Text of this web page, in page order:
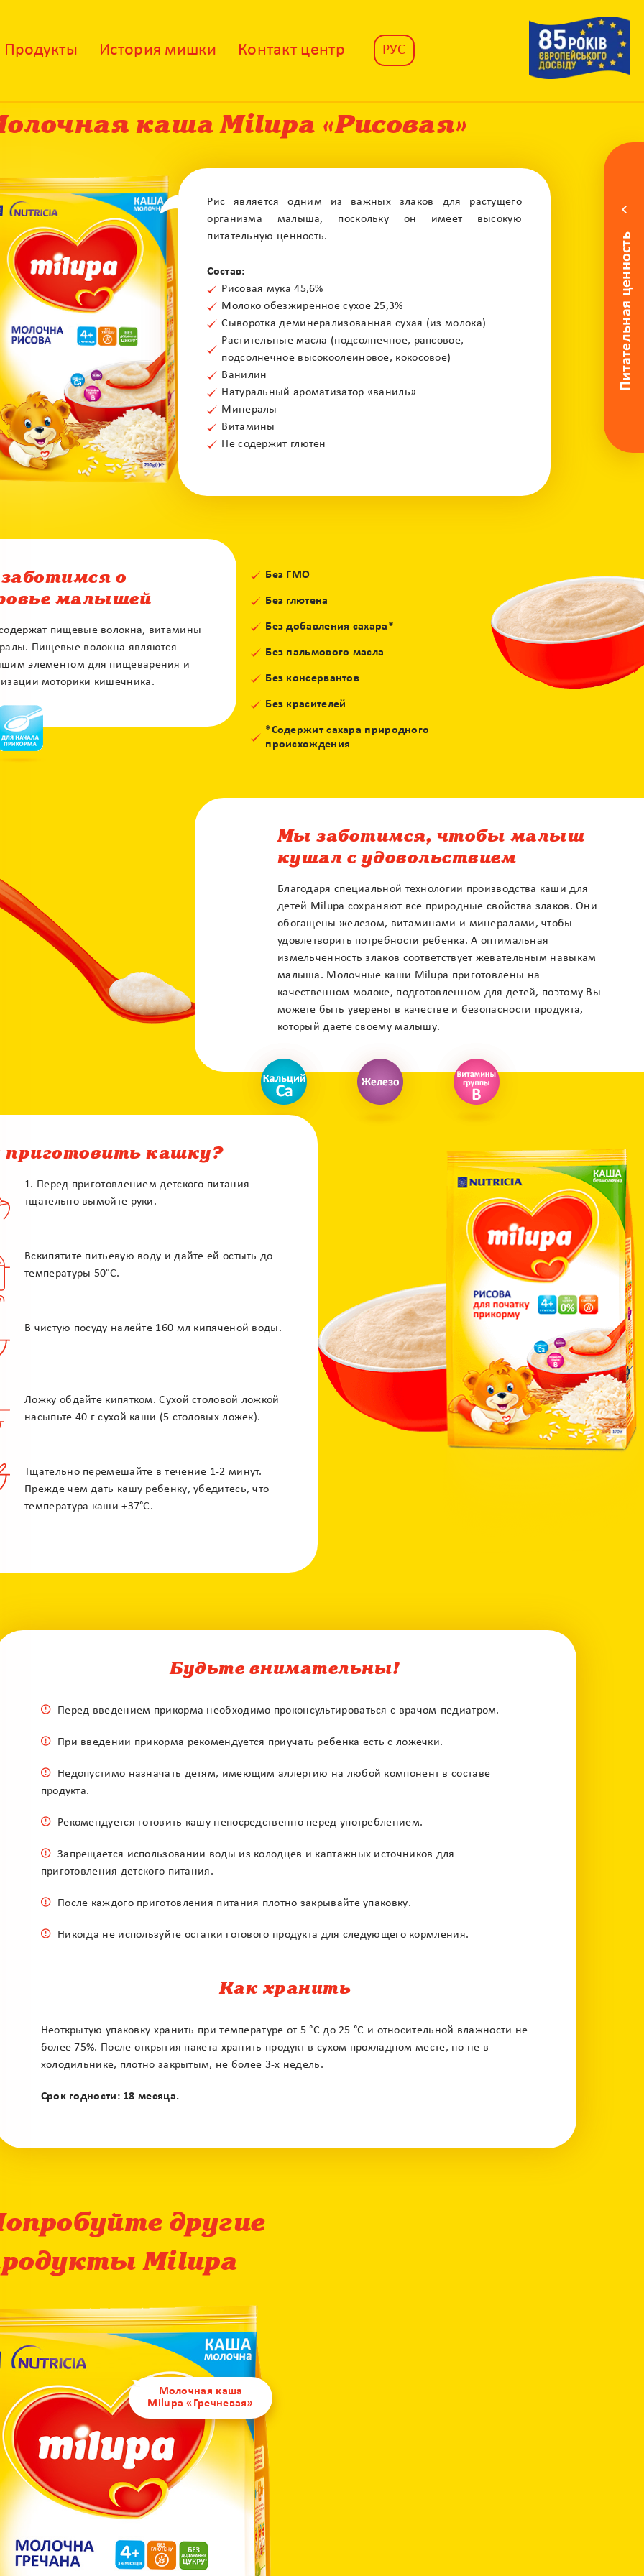
Продукты История мишки Контакт центр РУС
По e-mail По телефону
0 800 50 17 85
каша Milupa «Рисовая»
Рис является одним из важных злаков для растущего
организма малыша, поскольку он имеет высокую
питательную ценность.
Состав:
Рисовая мука 45,6%
Молоко обезжиренное сухое 25,3%
Сыворотка деминерализованная сухая (из молока)
Растительные масла (подсолнечное, рапсовое,
подсолнечное высокоолеиновое, кокосовое)
Ванилин
Натуральный ароматизатор «ваниль»
Минералы
Витамины
Не содержит глютен
о
малышей
пищевые волокна, витамины
Пищевые волокна являются
элементом для пищеварения и
моторики кишечника.
Без ГМО
Без глютена
Без добавления сахара*
Без пальмового масла
Без консервантов
Без красителей
*Содержит сахара природного
происхождения
Мы заботимся, чтобы малыш
кушал с удовольствием
Благодаря специальной технологии производства каши для
детей Milupa сохраняют все природные свойства злаков. Они
обогащены железом, витаминами и минералами, чтобы
удовлетворить потребности ребенка. А оптимальная
измельченность злаков соответствует жевательным навыкам
малыша. Молочные каши Milupa приготовлены на
качественном молоке, подготовленном для детей, поэтому Вы
можете быть уверены в качестве и безопасности продукта,
который даете своему малышу.
приготовить кашку?
1. Перед приготовлением детского питания
тщательно вымойте руки.
Вскипятите питьевую воду и дайте ей остыть до
температуры 50°С.
В чистую посуду налейте 160 мл кипяченой воды.
Ложку обдайте кипятком. Сухой столовой ложкой
насыпьте 40 г сухой каши (5 столовых ложек).
Тщательно перемешайте в течение 1-2 минут.
Прежде чем дать кашу ребенку, убедитесь, что
температура каши +37°С.
Будьте внимательны!
Перед введением прикорма необходимо проконсультироваться с врачом-педиатром.
При введении прикорма рекомендуется приучать ребенка есть с ложечки.
Недопустимо назначать детям, имеющим аллергию на любой компонент в составе
продукта.
Рекомендуется готовить кашу непосредственно перед употреблением.
Запрещается использовании воды из колодцев и каптажных источников для
приготовления детского питания.
После каждого приготовления питания плотно закрывайте упаковку.
Никогда не используйте остатки готового продукта для следующего кормления.
Как хранить
Неоткрытую упаковку хранить при температуре от 5 °С до 25 °С и относительной влажности не
более 75%. После открытия пакета хранить продукт в сухом прохладном месте, но не в
холодильнике, плотно закрытым, не более 3-х недель.
Срок годности: 18 месяца.
другие
Milupa
Молочная каша
Milupa «Гречневая»
Питательная ценность